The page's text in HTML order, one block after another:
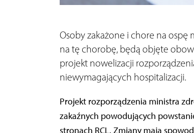
Osoby zakażone i chore na ospę
na tę chorobę, będą objęte
projekt nowelizacji
niewymagających hospitalizacji.
Projekt rozporządzenia ministra
zakaźnych powodujących
stronach RCL. Zmiany mają